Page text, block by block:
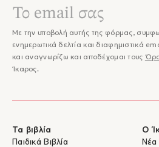
Με την υποβολή αυτής της φόρμας,
ενημερωτικά δελτία και διαφημιστικά
και αναγνωρίζω και αποδέχομαι τους
Ίκαρος.
Τα βιβλία
Παιδικά Βιβλία
Ο
Νέα